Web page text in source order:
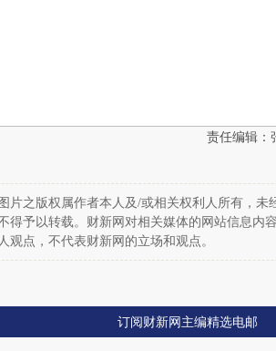
责任编辑：
片之版权属作者本人及/或相关权利人所有，未
得予以转载。财新网对相关媒体的网站信息内
点，不代表财新网的立场和观点。
订阅财新网主编精选电邮